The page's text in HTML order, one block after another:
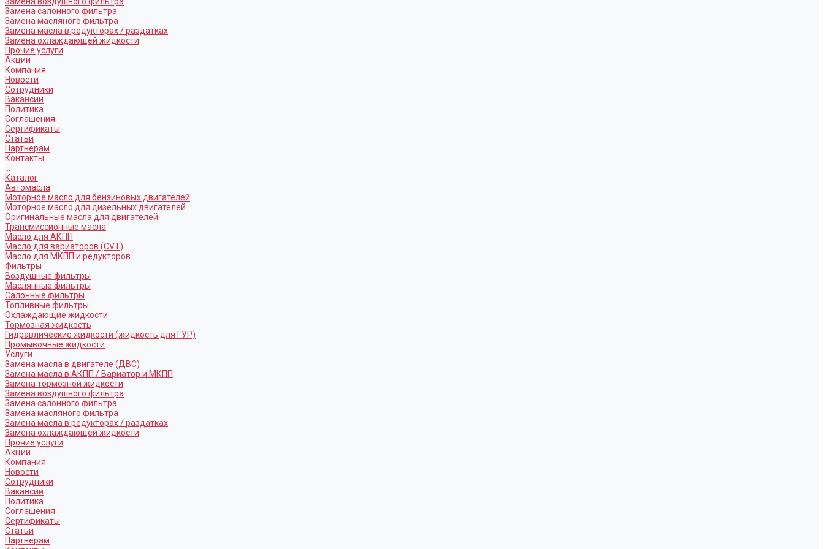
Замена салонного фильтра
Замена масляного фильтра
Замена масла в редукторах / раздатках
Замена охлаждающей жидкости
Прочие услуги
Акции
Компания
Новости
Сотрудники
Вакансии
Политика
Соглашения
Сертификаты
Статьи
Партнерам
Контакты
Каталог
Автомасла
Моторное масло для бензиновых двигателей
Моторное масло для дизельных двигателей
Оригинальные масла для двигателей
Трансмиссионные масла
Масло для АКПП
Масло для вариаторов (CVT)
Масло для МКПП и редукторов
Фильтры
Воздушные фильтры
Маслянные фильтры
Салонные фильтры
Топливные фильтры
Охлаждающие жидкости
Тормозная жидкость
Гидравлические жидкости (жидкость для ГУР)
Промывочные жидкости
Услуги
Замена масла в двигателе (ДВС)
Замена масла в АКПП / Вариатор и МКПП
Замена тормозной жидкости
Замена воздушного фильтра
Замена салонного фильтра
Замена масляного фильтра
Замена масла в редукторах / раздатках
Замена охлаждающей жидкости
Прочие услуги
Акции
Компания
Новости
Сотрудники
Вакансии
Политика
Соглашения
Сертификаты
Статьи
Партнерам